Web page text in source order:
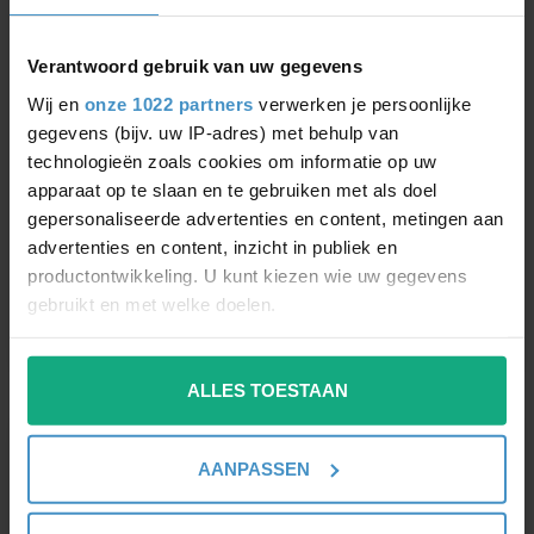
Verantwoord gebruik van uw gegevens
Wij en onze 1022 partners verwerken je persoonlijke
gegevens (bijv. uw IP-adres) met behulp van
technologieën zoals cookies om informatie op uw
apparaat op te slaan en te gebruiken met als doel
gepersonaliseerde advertenties en content, metingen aan
advertenties en content, inzicht in publiek en
productontwikkeling. U kunt kiezen wie uw gegevens
gebruikt en met welke doelen.
Als u het toestaat, willen we ook graag:
Informatie verzamelen over uw geografische
locatie, die tot een paar meter nauwkeurig kan zijn
scannen op specifieke eigenschappen (fingerprinting)
Lees meer over hoe uw persoonlijke gegevens worden
ALLES TOESTAAN
AANPASSEN
PHILIPS
E27 LED LAMP 6W
WARM WIT DIMBAAR
8718696478738
PHILIPS
CORELINE WT120C
Waterdichte slagvaste LED
armatuur 1200mm
-34%
NIET MEER LEVERBAAR
-43%